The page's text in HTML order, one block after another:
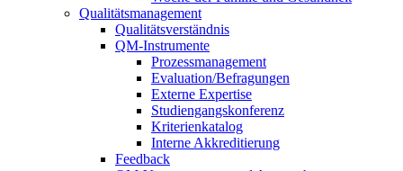
Qualitätsmanagement
Qualitätsverständnis
QM-Instrumente
Prozessmanagement
Evaluation/Befragungen
Externe Expertise
Studiengangskonferenz
Kriterienkatalog
Interne Akkreditierung
Feedback